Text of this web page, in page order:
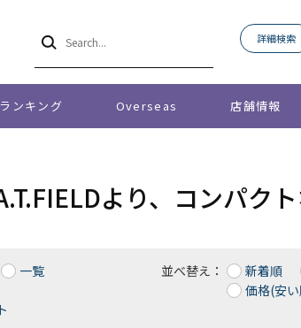
詳細検索
ランキング Overseas 店舗情報
より、コンパク
一覧
並べ替え：
新着順
価格(安